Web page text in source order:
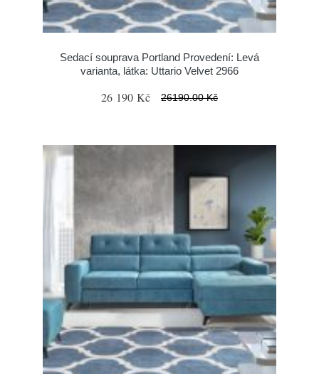
Sedací souprava Portland Provedení: Levá
varianta, látka: Uttario Velvet 2966
26 190 Kč 26190.00 Kč